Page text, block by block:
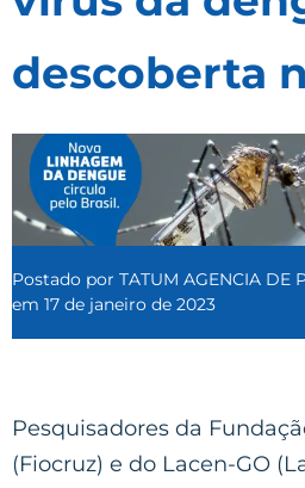
descoberta
Postado por TATUM AGENCIA DE
em 17 de janeiro de 2023
Pesquisadores da
(Fiocruz) e do Lacen-GO